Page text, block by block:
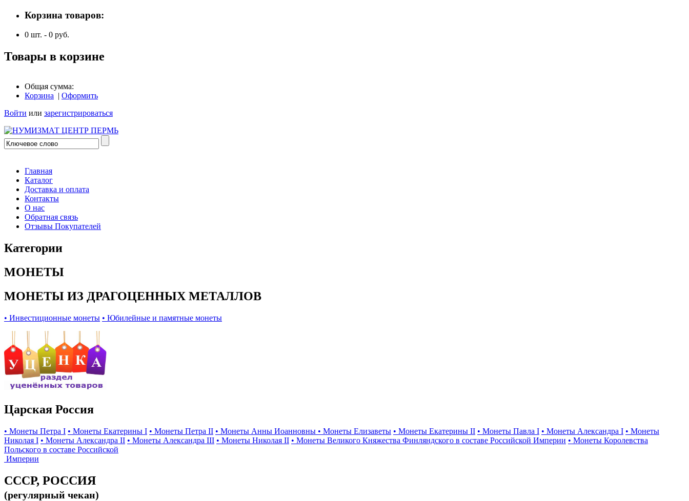
Корзина товаров:
0 шт. - 0 руб.
Товары в корзине
Общая сумма:
Корзина | Оформить
Войти или зарегистрироваться
Главная
Каталог
Доставка и оплата
Контакты
О нас
Обратная связь
Отзывы Покупателей
Категории
МОНЕТЫ
МОНЕТЫ ИЗ ДРАГОЦЕННЫХ МЕТАЛЛОВ
• Инвестиционные монеты • Юбилейные и памятные монеты
Царская Россия
• Монеты Петра I • Монеты Екатерины I • Монеты Петра II • Монеты Анны Иоанновны • Монеты Елизаветы • Монеты Екатерины II • Монеты Павла I • Монеты Александра I • Монеты
Николая I • Монеты Александра II • Монеты Александра III • Монеты Николая II • Монеты Великого Княжества Финляндского в составе Российской Империи • Монеты Королевства
Польского в составе Российской
Империи
СССР, РОССИЯ
(регулярный чекан)